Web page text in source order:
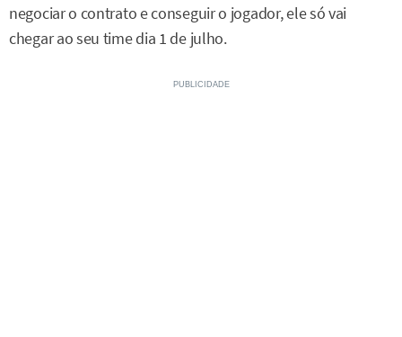
negociar o contrato e conseguir o jogador, ele só vai
chegar ao seu time dia 1 de julho.